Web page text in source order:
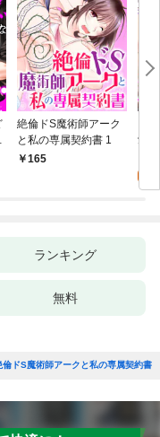
絶倫ドS魔術師アーク
と私の専属契約書 1
165
愛
ランキング
無料
倫ドS魔術師アークと私の専属契約書